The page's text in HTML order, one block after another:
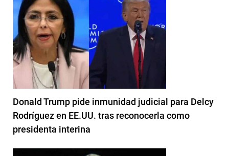
Donald Trump pide inmunidad judicial para Delcy
Rodríguez en EE.UU. tras reconocerla como
presidenta interina